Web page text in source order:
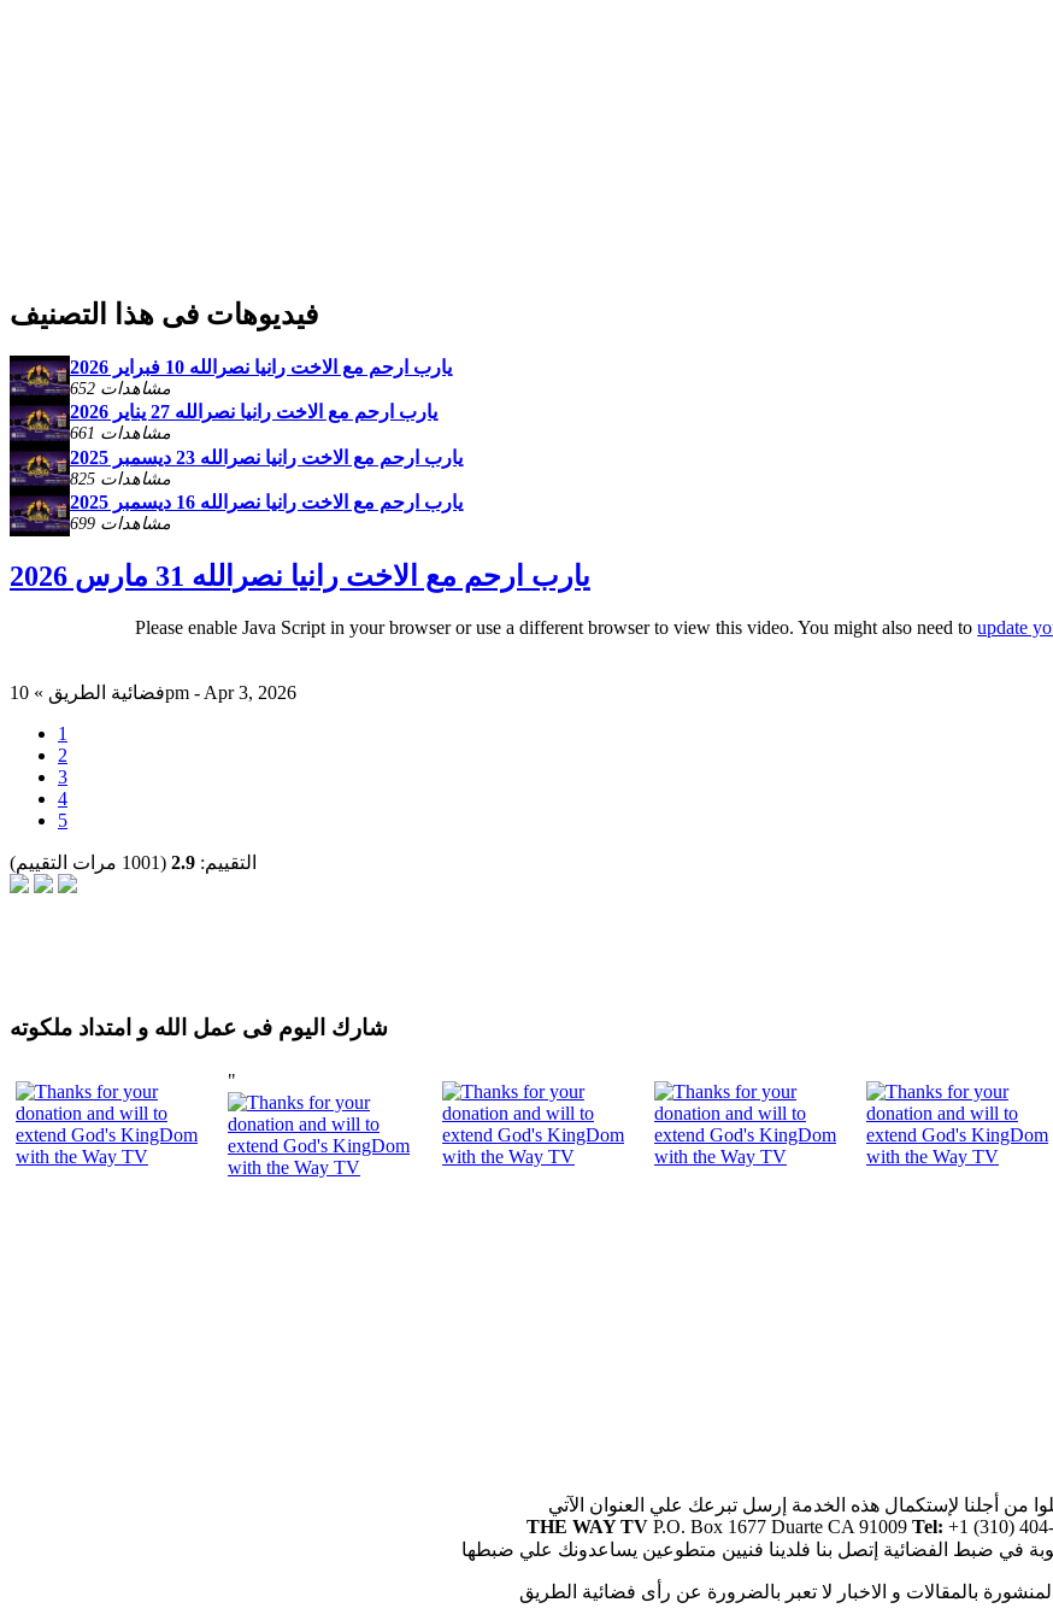
فيديوهات فى هذا التصنيف
يارب ارحم مع الاخت رانيا نصرالله 10 فبراير 2026
652 مشاهدات
يارب ارحم مع الاخت رانيا نصرالله 27 يناير 2026
661 مشاهدات
يارب ارحم مع الاخت رانيا نصرالله 23 ديسمبر 2025
825 مشاهدات
يارب ارحم مع الاخت رانيا نصرالله 16 ديسمبر 2025
699 مشاهدات
يارب ارحم مع الاخت رانيا نصرالله 31 مارس 2026
Please enable Java Script in your browser or use a different browser to view this video. You might also need toupdate
فضائية الطريق » 10pm - Apr 3, 2026
1
2
3
4
5
التقييم: 2.9 (1001 مرات التقييم)
شارك اليوم فى عمل الله و امتداد ملكوته
"
من أجلنا لإستكمال هذه الخدمة إرسل تبرعك علي العنوان الآتي
THE WAY TV P.O. Box 1677 Duarte CA 91009 Tel: +1 (310)
في ضبط الفضائية إتصل بنا فلدينا فنيين متطوعين يساعدونك علي ضبطها
المنشورة بالمقالات و الاخبار لا تعبر بالضرورة عن رأى فضائية الطريق